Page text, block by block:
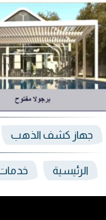
جهاز كشف الذهب
الرئيسية